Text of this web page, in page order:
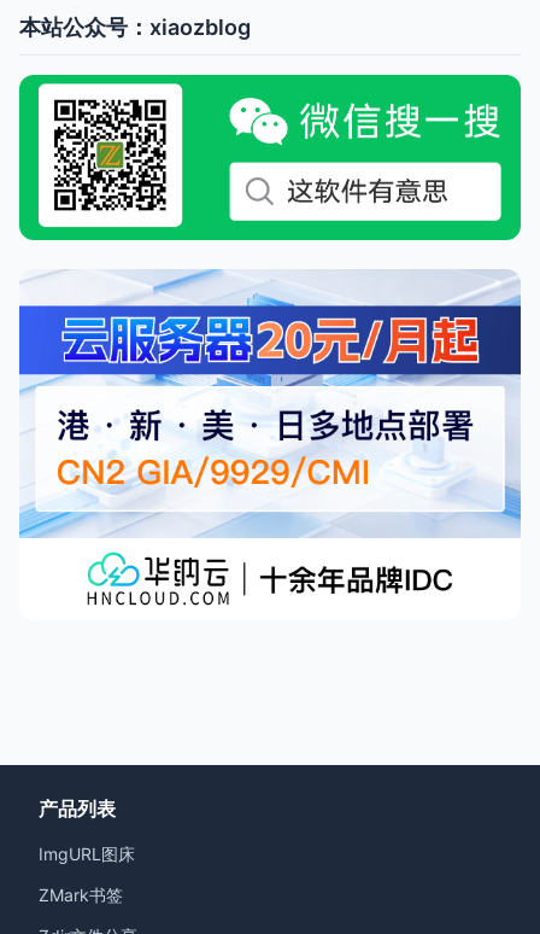
本站公众号：xiaozblog
产品列表
ImgURL图床
ZMark书签